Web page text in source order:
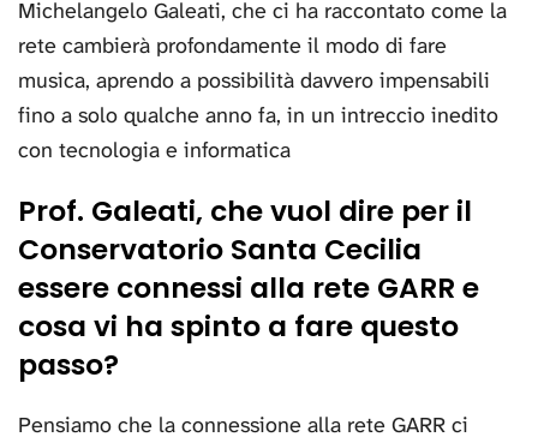
Michelangelo Galeati, che ci ha raccontato come la
rete cambierà profondamente il modo di fare
musica, aprendo a possibilità davvero impensabili
fino a solo qualche anno fa, in un intreccio inedito
con tecnologia e informatica
Prof. Galeati, che vuol dire per il
Conservatorio Santa Cecilia
essere connessi alla rete GARR e
cosa vi ha spinto a fare questo
passo?
Pensiamo che la connessione alla rete GARR ci